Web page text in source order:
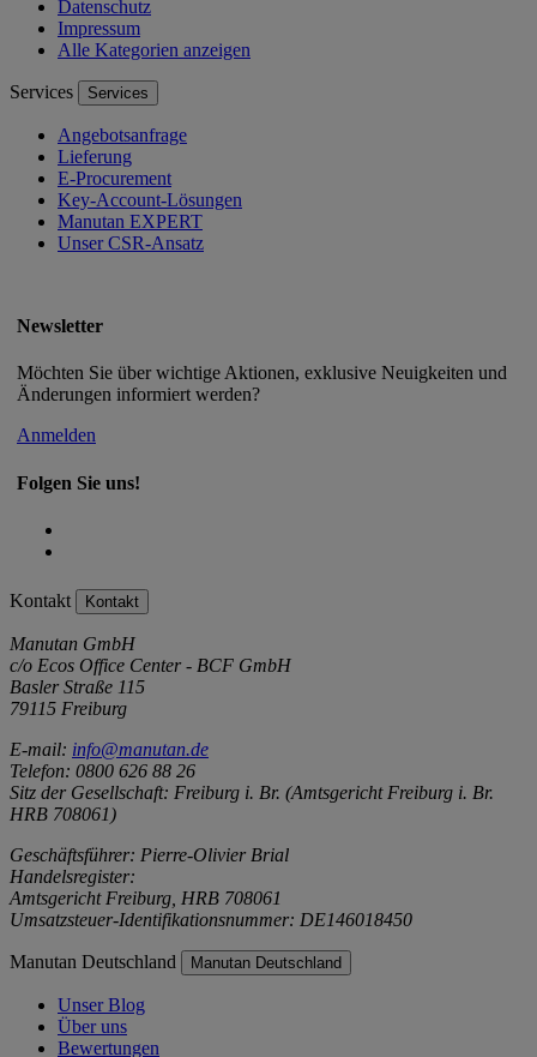
Datenschutz
Impressum
Alle Kategorien anzeigen
Services Services
Angebotsanfrage
Lieferung
E-Procurement
Key-Account-Lösungen
Manutan EXPERT
Unser CSR-Ansatz
Newsletter
Möchten Sie über wichtige Aktionen, exklusive Neuigkeiten und
Änderungen informiert werden?
Anmelden
Folgen Sie uns!
Kontakt Kontakt
Manutan GmbH
c/o Ecos Office Center - BCF GmbH
Basler Straße 115
79115 Freiburg
E-mail: info@manutan.de
Telefon: 0800 626 88 26
Sitz der Gesellschaft: Freiburg i. Br. (Amtsgericht Freiburg i. Br.
HRB 708061)
Geschäftsführer: Pierre-Olivier Brial
Handelsregister:
Amtsgericht Freiburg, HRB 708061
Umsatzsteuer-Identifikationsnummer: DE146018450
Manutan Deutschland Manutan Deutschland
Unser Blog
Über uns
Bewertungen